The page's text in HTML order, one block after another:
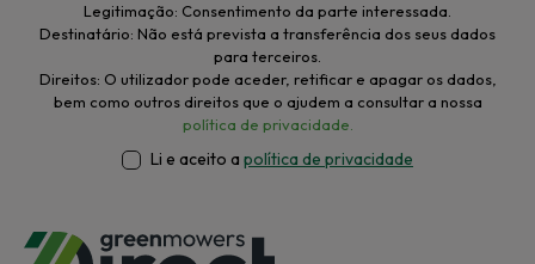
Legitimação: Consentimento da parte interessada.
Destinatário: Não está prevista a transferência dos seus dados
para terceiros.
Direitos: O utilizador pode aceder, retificar e apagar os dados,
bem como outros direitos que o ajudem a consultar a nossa
política de privacidade.
Li e aceito a política de privacidade